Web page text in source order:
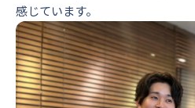
感じています。